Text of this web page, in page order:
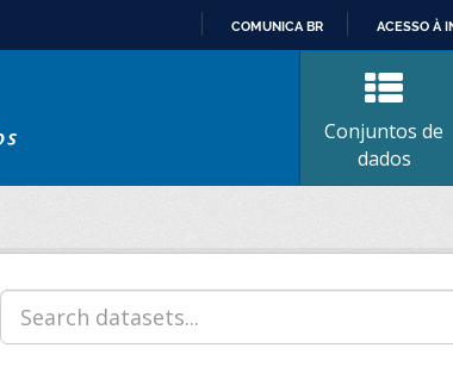
CONTEÚDO
COMUNICA BR ACESSO À
Conjuntos de
dados